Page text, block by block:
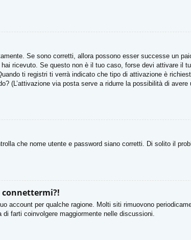
Se sono corretti, allora possono esser successe un
ricevuto. Se questo non è il tuo caso, forse devi attivare il
ti registri ti verrà indicato che tipo di attivazione è
(L’attivazione via posta serve a ridurre la possibilità di
che nome utente e password siano corretti. Di solito il
account per qualche ragione. Molti siti rimuovono
farti coinvolgere maggiormente nelle discussioni.